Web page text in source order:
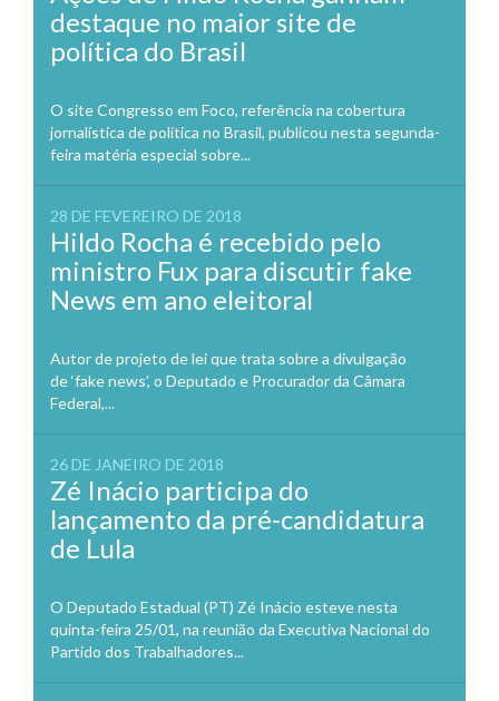
destaque no maior site de
política do Brasil
O site Congresso em Foco, referência na cobertura
jornalística de política no Brasil, publicou nesta segunda-
feira matéria especial sobre...
28 DE FEVEREIRO DE 2018
Hildo Rocha é recebido pelo
ministro Fux para discutir fake
News em ano eleitoral
Autor de projeto de lei que trata sobre a divulgação
de ‘fake news’, o Deputado e Procurador da Câmara
Federal,...
26 DE JANEIRO DE 2018
Zé Inácio participa do
lançamento da pré-candidatura
de Lula
O Deputado Estadual (PT) Zé Inácio esteve nesta
quinta-feira 25/01, na reunião da Executiva Nacional do
Partido dos Trabalhadores...